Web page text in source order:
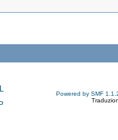
Powered by SMF